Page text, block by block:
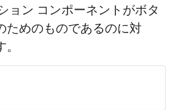
ョン コンポーネントがボタ
ためのものであるのに対